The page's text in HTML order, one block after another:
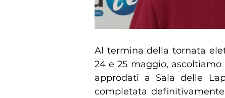
Al termina della tornata
24 e 25 maggio,
approdati a Sala delle
completata